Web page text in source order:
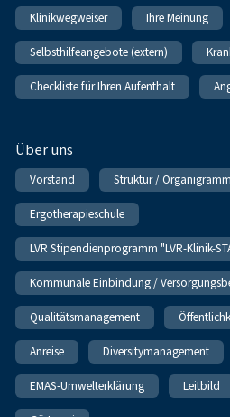
Klinikwegweiser Ihre Meinung
Selbsthilfeangebote (extern)
Checkliste für Ihren Aufenthalt
Über uns
Vorstand Struktur / Organigramm
Ergotherapieschule
LVR Stipendienprogramm "LVR-Klinik-
Kommunale Einbindung /
Qualitätsmanagement
Anreise Diversitymanagement
EMAS-Umwelterklärung Leitbild